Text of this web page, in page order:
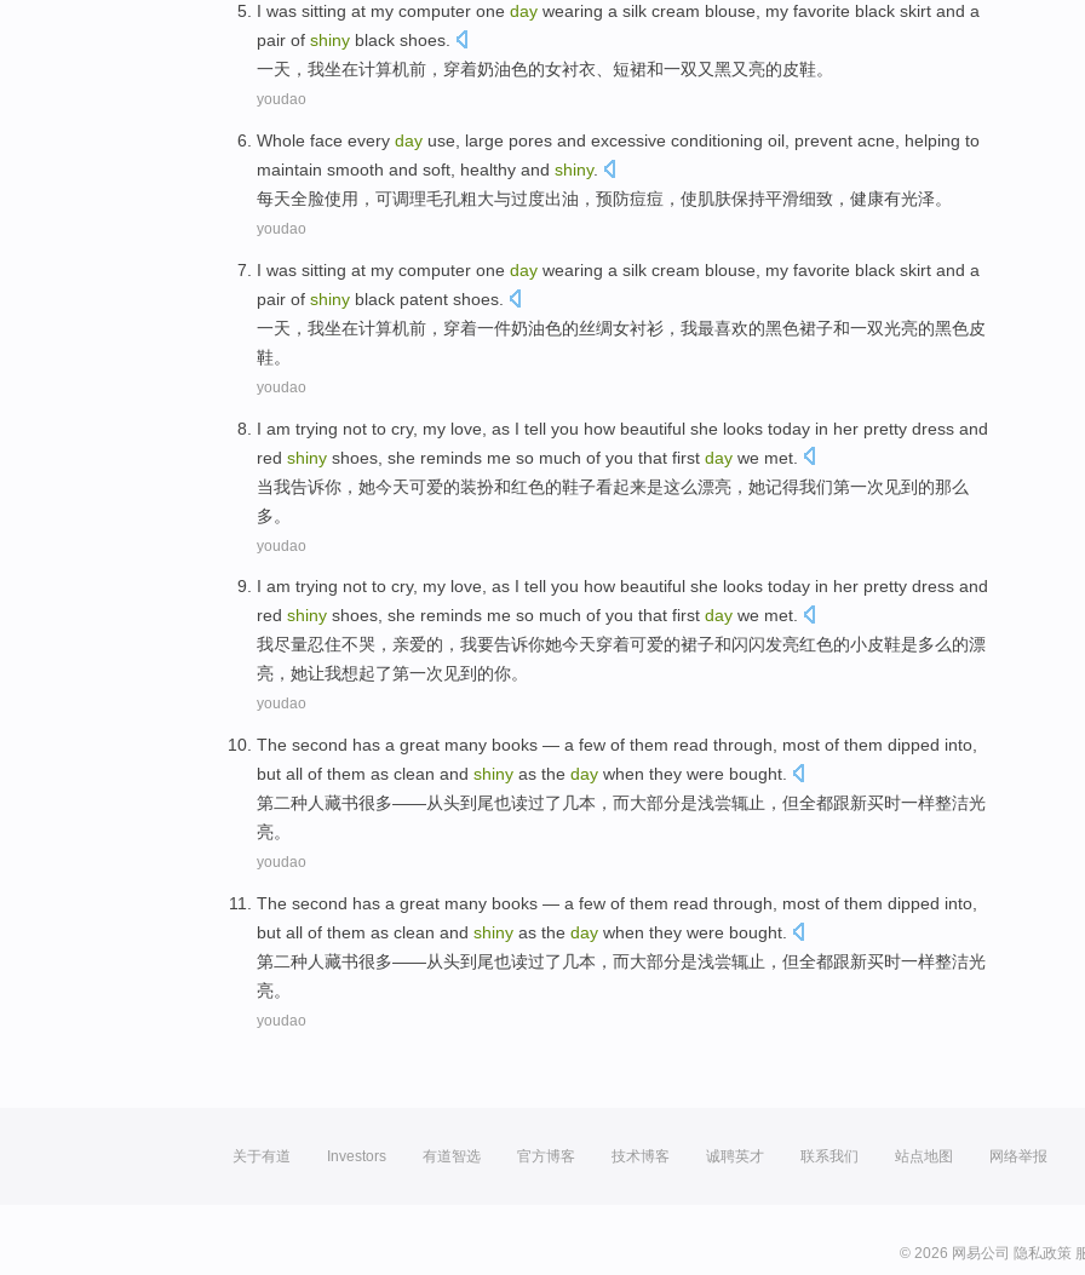
I was sitting at my computer one day wearing a silk cream blouse , my favorite black skirt and a
pair of shiny black shoes
一天 ， 我坐在计算机前， 穿着奶油色的女衬衣 短裙和一双 又黑又亮的皮鞋。
youdao
Whole face every day use large pores and excessive conditioning oil prevent acne helping to
maintain smooth and soft, healthy and shiny.
每天全脸使用 ，可调理毛孔粗大与过度出油 ， 预防痘痘 ， 使肌肤保持平滑细致， 健康有光泽。
youdao
I was sitting at my computer one day wearing a silk cream blouse my favorite black skirt and a
pair of shiny black patent shoes
一天 ， 我坐在计算机前， 穿着一件奶油色的丝绸女衬衫 ，我最喜欢的黑色裙子和一双光亮的黑色皮
鞋。
youdao
I am trying not to cry, my love, as I tell you how beautiful she looks today in her pretty dress and
red shiny shoes , she reminds me so much of you that first day we met
当我告诉你 ， 她今天可爱的装扮和红色的鞋子看起来是这么漂亮 ， 她记得我们第一次 见到的那么
多。
youdao
I am trying not to cry, my love, as I tell you how beautiful she looks today in her pretty dress and
red shiny shoes, she reminds me so much of you that first day we met.
我尽量忍住不哭 ， 亲爱的 ，我要告诉你她今天穿着可爱的裙子和闪闪发亮红色的小皮鞋是多么的漂
亮 ，她让我想起了第一次见到的你。
youdao
The second has a great many books — a few of them read through, most of them dipped into,
but all of them as clean and shiny as the day when they were bought
第二种人藏书很多——从头到尾也读过了 几本，而大部分是浅尝辄止 ， 但全都跟新买时一样整洁光
亮。
youdao
The second has a great many books — a few of them read through, most of them dipped into,
but all of them as clean and shiny as the day when they were bought
第二种人藏书很多——从头到尾也读过了 几本，而大部分是浅尝辄止 ， 但全都跟新买时一样整洁光
亮。
youdao
关于有道 Investors 有道智选 官方博客 技术博客 诚聘英才 联系我们 站点地图 网络举报
© 2026 网易公司 隐私政策